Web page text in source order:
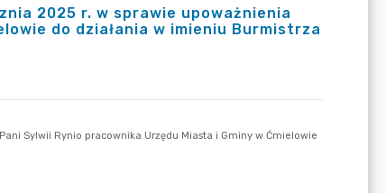
2025 r. w sprawie upoważnienia
do działania w imieniu Burmistrza